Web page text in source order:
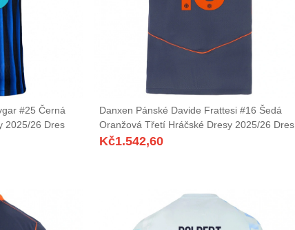
#25 Černá
2025/26 Dres
Danxen Pánské Davide Frattesi #16 Šedá
Oranžová Třetí Hráčské Dresy 2025/26 Dres
Kč1.542,60